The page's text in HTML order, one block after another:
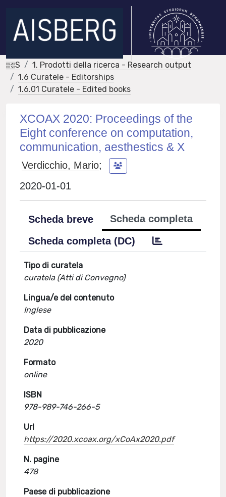
IRIS
1. Prodotti della ricerca - Research output
1.6 Curatele - Editorships
1.6.01 Curatele - Edited books
XCOAX 2020: Proceedings of the
Eight conference on computation,
communication, aesthestics & X
Verdicchio, Mario;
2020-01-01
Scheda breve
Scheda completa
Scheda completa (DC)
Tipo di curatela
curatela (Atti di Convegno)
Lingua/e del contenuto
Inglese
Data di pubblicazione
2020
Formato
online
ISBN
978-989-746-266-5
Url
https://2020.xcoax.org/xCoAx2020.pdf
N. pagine
478
Paese di pubblicazione